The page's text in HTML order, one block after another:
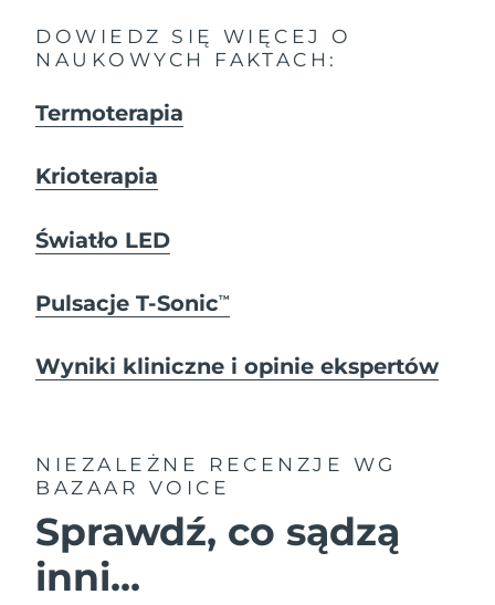
DOWIEDZ SIĘ WIĘCEJ O
NAUKOWYCH FAKTACH:
Termoterapia
Krioterapia
Światło LED
Pulsacje T-SonicTM
Wyniki kliniczne i opinie ekspertów
NIEZALEŻNE RECENZJE
WG
BAZAAR VOICE
Sprawdź, co sądzą
inni...